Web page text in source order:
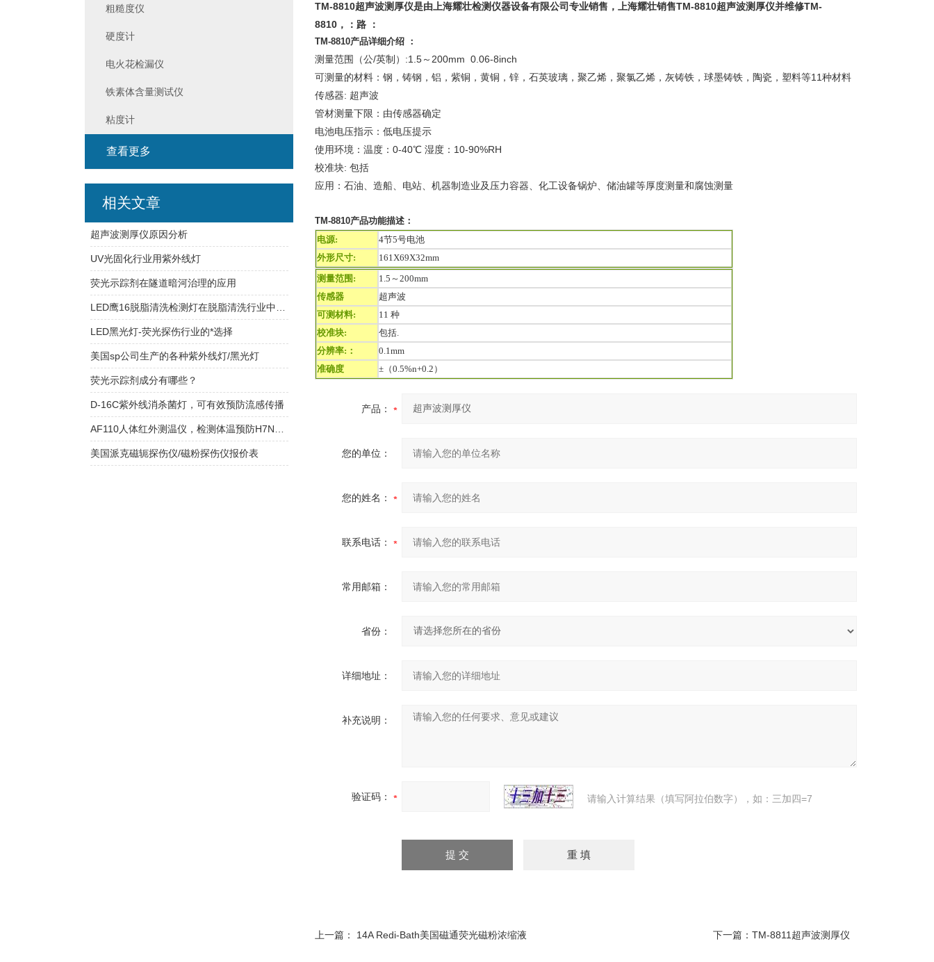
TM-8810超声波测厚仪是由上海耀壮检测仪器设备有限公司专业销售，上海耀壮销售TM-8810超声波测厚仪并维修TM-
8810，：路 ：
TM-8810产品详细介绍 ：
测量范围（公/英制）:1.5～200mm 0.06-8inch
可测量的材料：钢，铸钢，铝，紫铜，黄铜，锌，石英玻璃，聚乙烯，聚氯乙烯，灰铸铁，球墨铸铁，陶瓷，塑料等11种材料
传感器: 超声波
管材测量下限：由传感器确定
电池电压指示：低电压提示
使用环境：温度：0-40℃ 湿度：10-90%RH
校准块: 包括
应用：石油、造船、电站、机器制造业及压力容器、化工设备锅炉、储油罐等厚度测量和腐蚀测量
TM-8810产品功能描述：
电源:
4节5号电池
外形尺寸:
161X69X32mm
测量范围:
1.5～200mm
传感器
超声波
可测材料:
11 种
校准块:
包括.
分辨率:：
0.1mm
准确度
±（0.5%n+0.2）
产品：
您的单位：
您的姓名：
联系电话：
常用邮箱：
省份：
详细地址：
补充说明：
验证码： 请输入计算结果（填写阿拉伯数字），如：三加四=7
上一篇： 14A Redi-Bath美国磁通荧光磁粉浓缩液 下一篇： TM-8811超声波测厚仪
粗糙度仪
硬度计
电火花检漏仪
铁素体含量测试仪
粘度计
查看更多
相关文章
超声波测厚仪原因分析
UV光固化行业用紫外线灯
荧光示踪剂在隧道暗河治理的应用
LED黑光灯-荧光探伤行业的*选择
美国sp公司生产的各种紫外线灯/黑光灯
荧光示踪剂成分有哪些？
D-16C紫外线消杀菌灯，可有效预防流感传播
美国派克磁轭探伤仪/磁粉探伤仪报价表